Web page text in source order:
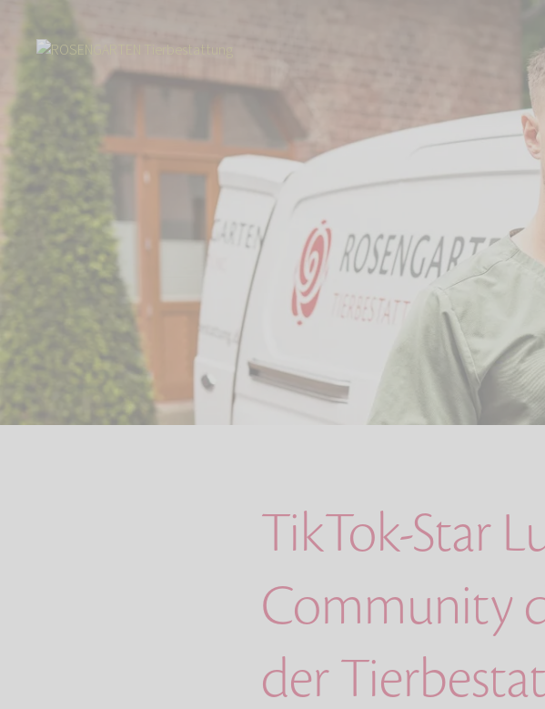
Start TikTok-Star Luis Bauer zeigt seiner Community die Möglichkeiten
TikTok-Star
Community
der